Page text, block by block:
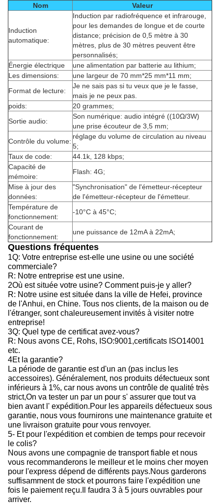
Nom Valeur
Induction
automatique:
Induction par radiofréquence et infrarouge,
pour les demandes de longue et de courte
distance; précision de 0,5 mètre à 30
mètres, plus de 30 mètres peuvent être
personnalisés;
Énergie électrique
une alimentation par batterie au lithium;
Les dimensions:
une largeur de 70 mm*25 mm*11 mm;
Format de lecture:
Je ne sais pas si tu veux que je le fasse,
mais je ne peux pas.
poids:
20 grammes;
Sortie audio:
Son numérique: audio intégré ((10Ω/3W)
une prise écouteur de 3,5 mm;
Contrôle du volume:
réglage du volume de circulation au niveau
5;
Taux de code:
44.1k, 128 kbps;
Capacité de
mémoire:
Flash: 4G;
Mise à jour des
données:
"Synchronisation" de l'émetteur-récepteur
de l'émetteur-récepteur de l'émetteur.
Température de
fonctionnement:
-10°C à 45°C;
Courant de
fonctionnement:
une puissance de 12mA à 22mA;
Questions fréquentes
1Q: Votre entreprise est-elle une usine ou une société
commerciale?
R: Notre entreprise est une usine.
2Où est située votre usine? Comment puis-je y aller?
R: Notre usine est située dans la ville de Hefei, province
de l'Anhui, en Chine. Tous nos clients, de la maison ou de
l'étranger, sont chaleureusement invités à visiter notre
entreprise!
3Q: Quel type de certificat avez-vous?
R: Nous avons CE, Rohs, ISO:9001,certificats ISO14001
etc.
4Et la garantie?
La période de garantie est d'un an (pas inclus les
accessoires). Généralement, nos produits défectueux sont
inférieurs à 1%, car nous avons un contrôle de qualité très
strict,On va tester un par un pour s' assurer que tout va
bien avant l' expédition.Pour les appareils défectueux sous
garantie, nous vous fournirons une maintenance gratuite et
une livraison gratuite pour vous renvoyer.
5- Et pour l'expédition et combien de temps pour recevoir
le colis?
Nous avons une compagnie de transport fiable et nous
vous recommanderons le meilleur et le moins cher moyen
pour l'express dépend de différents pays.Nous garderons
suffisamment de stock et pourrons faire l'expédition une
fois le paiement reçu.Il faudra 3 à 5 jours ouvrables pour
arriver.